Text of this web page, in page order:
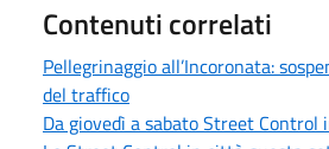
Contenuti correlati
Pellegrinaggio all’Incoronata:
del traffico
Da giovedì a sabato Street Control